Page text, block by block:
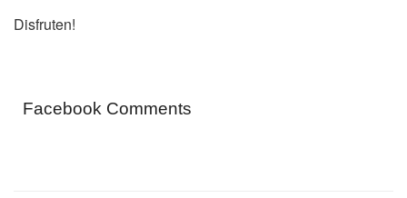
Disfruten!
Facebook Comments